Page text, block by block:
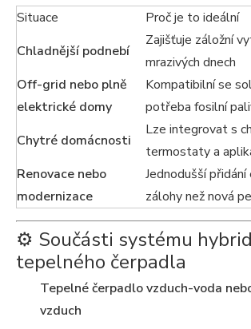
Situace
Proč je to ideální
Chladnější podnebí
Zajišťuje záložní
mrazivých dnech
Off-grid nebo plně
elektrické domy
Kompatibilní se
potřeba fosilní
Chytré domácnosti
Lze integrovat s
termostaty a
Renovace nebo
modernizace
Jednodušší
zálohy než nová
⚙️ Součásti systému
tepelného čerpadla
Tepelné čerpadlo vzduch-voda
vzduch